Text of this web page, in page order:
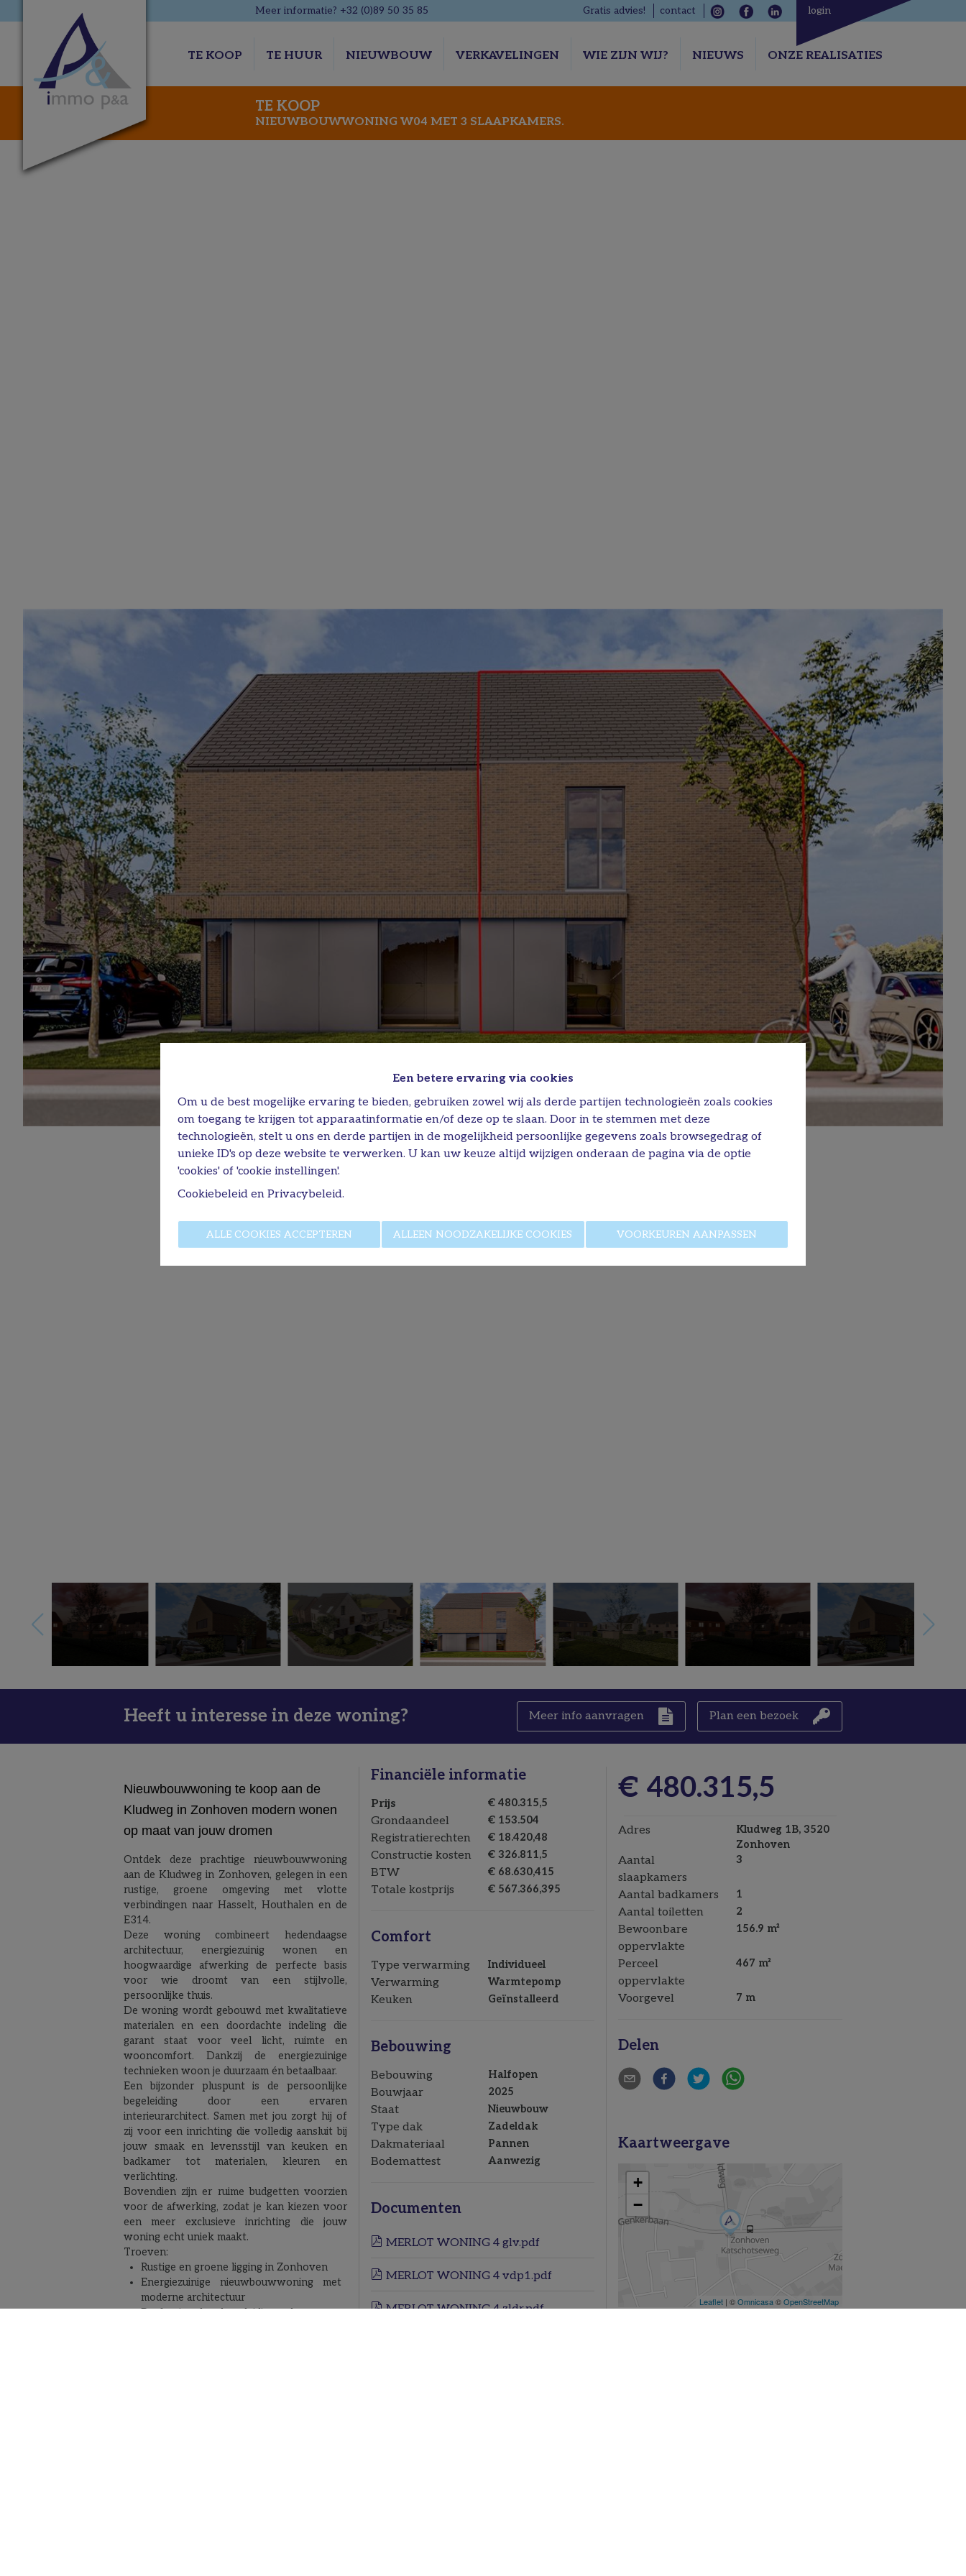
Een betere ervaring via cookies
Om u de best mogelijke ervaring te bieden, gebruiken zowel wij als derde partijen technologieën zoals cookies
om toegang te krijgen tot apparaatinformatie en/of deze op te slaan. Door in te stemmen met deze
technologieën, stelt u ons en derde partijen in de mogelijkheid persoonlijke gegevens zoals browsegedrag of
unieke ID's op deze website te verwerken. U kan uw keuze altijd wijzigen onderaan de pagina via de optie
'cookies' of 'cookie instellingen'.
Cookiebeleid en Privacybeleid.
ALLE COOKIES ACCEPTEREN ALLEEN NOODZAKELIJKE COOKIES VOORKEUREN AANPASSEN
Meer informatie? +32 (0)89 50 35 85 Gratis advies! contact login
TE KOOP TE HUUR NIEUWBOUW VERKAVELINGEN WIE ZIJN WIJ? NIEUWS ONZE REALISATIES
TE KOOP
NIEUWBOUWWONING W04 MET 3 SLAAPKAMERS.
Heeft u interesse in deze woning? Meer info aanvragen Plan een bezoek
Nieuwbouwwoning te koop aan de
Kludweg in Zonhoven modern wonen
op maat van jouw dromen
Ontdek deze prachtige nieuwbouwwoning
aan de Kludweg in Zonhoven, gelegen in een
rustige, groene omgeving met vlotte
verbindingen naar Hasselt, Houthalen en de
E314.
Deze woning combineert hedendaagse
architectuur, energiezuinig wonen en
hoogwaardige afwerking de perfecte basis
voor wie droomt van een stijlvolle,
persoonlijke thuis.
De woning wordt gebouwd met kwalitatieve
materialen en een doordachte indeling die
garant staat voor veel licht, ruimte en
wooncomfort. Dankzij de energiezuinige
technieken woon je duurzaam én betaalbaar.
Een bijzonder pluspunt is de persoonlijke
begeleiding door een ervaren
interieurarchitect. Samen met jou zorgt hij of
zij voor een inrichting die volledig aansluit bij
jouw smaak en levensstijl van keuken en
badkamer tot materialen, kleuren en
verlichting.
Bovendien zijn er ruime budgetten voorzien
voor de afwerking, zodat je kan kiezen voor
een meer exclusieve inrichting die jouw
woning echt uniek maakt.
Troeven:
Rustige en groene ligging in Zonhoven
Energiezuinige nieuwbouwwoning met
moderne architectuur
Professionele begeleiding door een
Financiële informatie
Prijs € 480.315,5
Grondaandeel € 153.504
Registratierechten € 18.420,48
Constructie kosten € 326.811,5
BTW € 68.630,415
Totale kostprijs € 567.366,395
Comfort
Type verwarming Individueel
Verwarming Warmtepomp
Keuken Geïnstalleerd
Bebouwing
Bebouwing Halfopen
Bouwjaar 2025
Staat Nieuwbouw
Type dak Zadeldak
Dakmateriaal Pannen
Bodemattest Aanwezig
Documenten
MERLOT WONING 4 glv.pdf
MERLOT WONING 4 vdp1.pdf
MERLOT WONING 4 zldr.pdf
€ 480.315,5
Adres
Kludweg 1B, 3520
Zonhoven
Aantal
slaapkamers
3
Aantal badkamers 1
Aantal toiletten 2
Bewoonbare
oppervlakte
156.9 m²
Perceel
oppervlakte
467 m²
Voorgevel 7 m
Delen
Kaartweergave